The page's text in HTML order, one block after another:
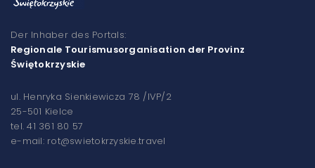
Der Inhaber des Portals:
Regionale Tourismusorganisation der Provinz
Świętokrzyskie
ul. Henryka Sienkiewicza 78 /IVP/2
25-501 Kielce
tel. 41 361 80 57
e-mail: rot@swietokrzyskie.travel